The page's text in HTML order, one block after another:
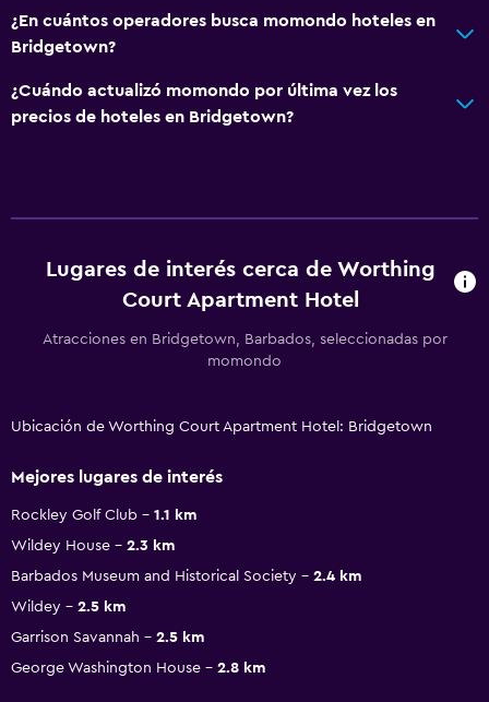
¿En cuántos operadores busca momondo hoteles en
Bridgetown?
¿Cuándo actualizó momondo por última vez los
precios de hoteles en Bridgetown?
Lugares de interés cerca de Worthing
Court Apartment Hotel
Atracciones en Bridgetown, Barbados, seleccionadas por
momondo
Ubicación de Worthing Court Apartment Hotel: Bridgetown
Mejores lugares de interés
Rockley Golf Club
1.1 km
Wildey House
2.3 km
Barbados Museum and Historical Society
2.4 km
Wildey
2.5 km
Garrison Savannah
2.5 km
George Washington House
2.8 km